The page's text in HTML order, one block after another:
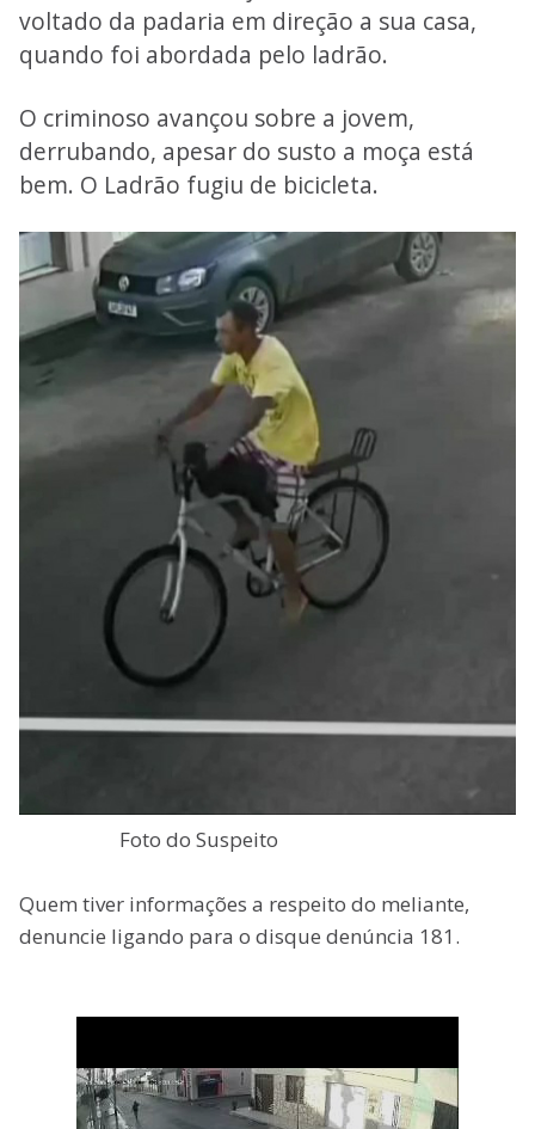
voltado da padaria em direção a sua casa,
quando foi abordada pelo ladrão.
O criminoso avançou sobre a jovem,
derrubando, apesar do susto a moça está
bem. O Ladrão fugiu de bicicleta.
Foto do Suspeito
Quem tiver informações a respeito do meliante,
denuncie ligando para o disque denúncia 181.